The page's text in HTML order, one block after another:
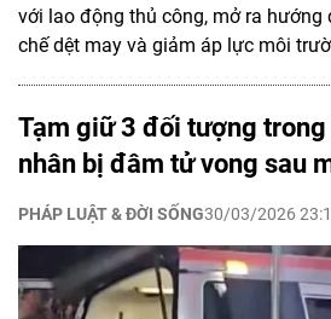
với lao động thủ công, mở ra hướng
chế dệt may và giảm áp lực môi
Tạm giữ 3 đối tượng trong
nhân bị đâm tử vong sau
PHÁP LUẬT & ĐỜI SỐNG30/03/2026